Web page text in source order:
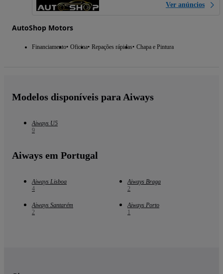
Ver anúncios
AutoShop Motors
Financiamento Oficina Repações rápidas Chapa e Pintura
Modelos disponíveis para Aiways
Aiways U5
9
Aiways em Portugal
Aiways Lisboa
4
Aiways Braga
2
Aiways Santarém
2
Aiways Porto
1